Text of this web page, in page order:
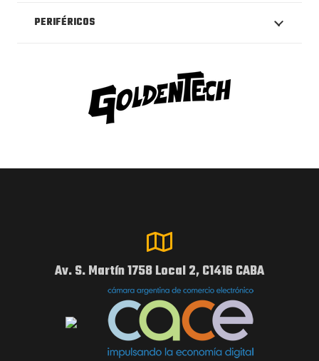
PERIFÉRICOS
Av. S. Martín 1758 Local 2, C1416 CABA